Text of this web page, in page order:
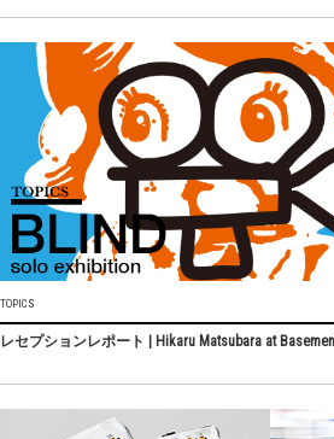
TOPICS
レセプションレポート | Hikaru Matsubara at